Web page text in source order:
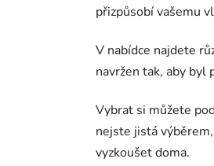
přizpůsobí vašemu
V nabídce najdete
navržen tak, aby byl
Vybrat si můžete
nejste jistá
vyzkoušet doma.